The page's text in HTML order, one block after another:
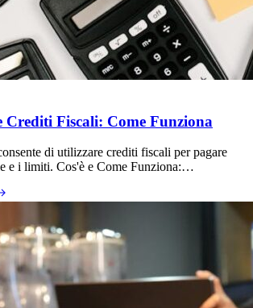
Crediti Fiscali: Come Funziona
di utilizzare crediti fiscali per pagare
e i limiti. Cos'è e Come Funziona:…